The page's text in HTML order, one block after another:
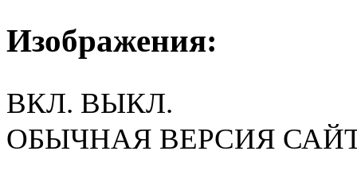
Изображения:
ВКЛ. ВЫКЛ.
ОБЫЧНАЯ ВЕРСИЯ